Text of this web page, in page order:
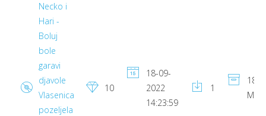
Necko i
Hari -
Boluj
bole
garavi
djavole
Vlasenica
pozeljela
10
18-09-
2022
14:23:59
1
MB